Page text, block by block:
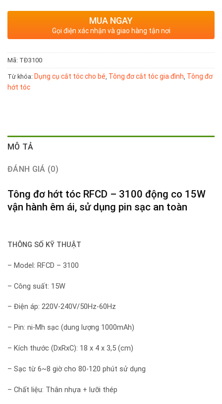
MUA NGAY
Gọi điện xác nhận và giao hàng tận nơi
Mã: TĐ3100
Từ khóa: Dụng cụ cắt tóc cho bé Tông đơ cắt tóc gia đình Tông đơ
hớt tóc
MÔ TẢ
ĐÁNH GIÁ (0)
Tông đơ hớt tóc RFCD – 3100 động co 15W
vận hành êm ái, sử dụng pin sạc an toàn
THÔNG SỐ KỸ THUẬT
– Model: RFCD – 3100
– Công suất: 15W
– Điện áp: 220V-240V/50Hz-60Hz
– Pin: ni-Mh sạc (dung lượng 1000mAh)
– Kích thước (DxRxC): 18 x 4 x 3,5 (cm)
– Sạc từ 6~8 giờ cho 80-120 phút sử dụng
– Chất liệu: Thân nhựa + lưỡi thép